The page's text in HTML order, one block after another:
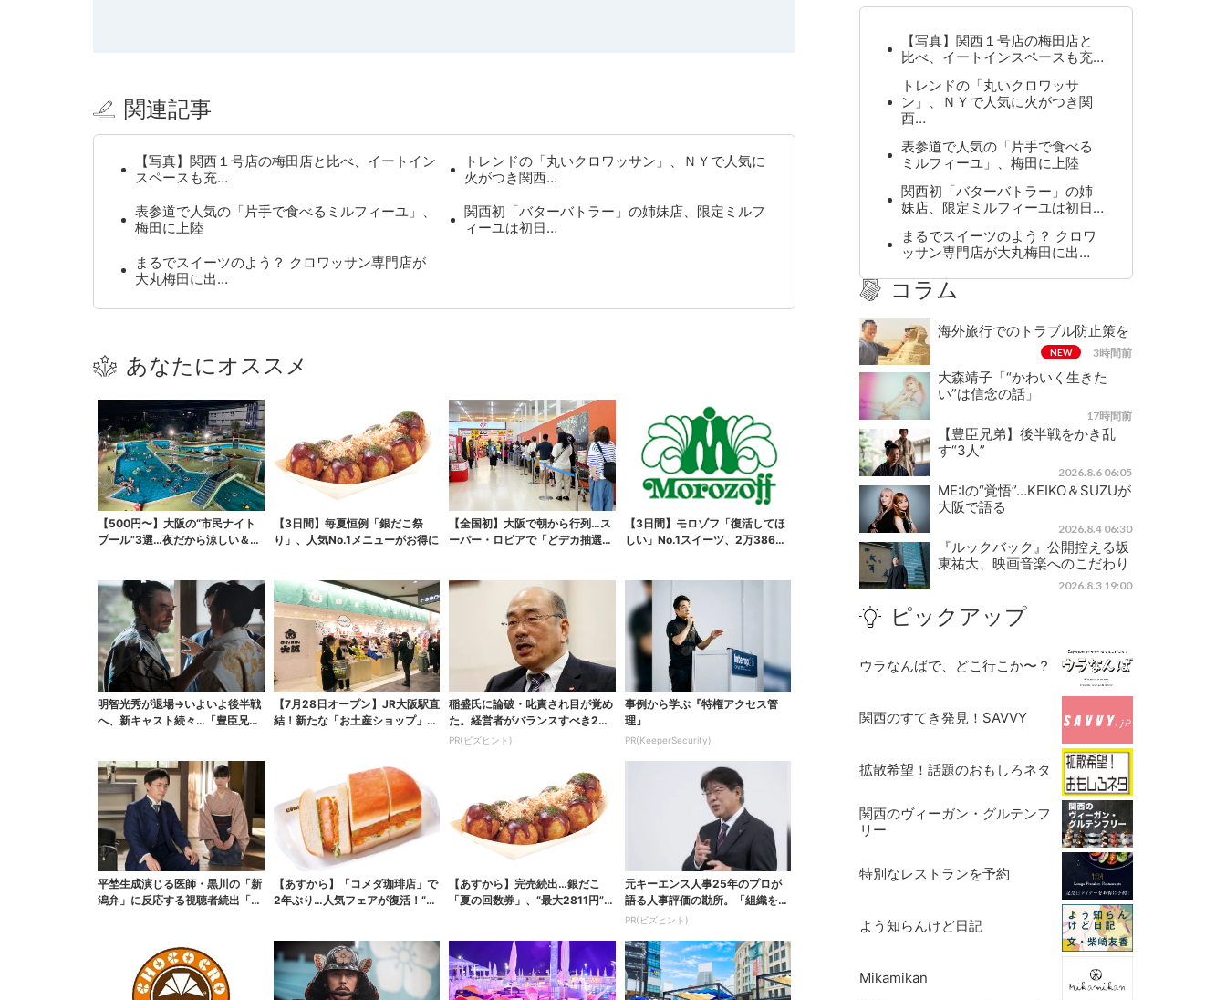
関連記事
【写真】関西１号店の梅田店と比べ、イートイン
スペースも充…
トレンドの「丸いクロワッサン」、ＮＹで人気に
火がつき関西…
表参道で人気の「片手で食べるミルフィーユ」、
梅田に上陸
関西初「バターバトラー」の姉妹店、限定ミルフ
ィーユは初日…
まるでスイーツのよう？ クロワッサン専門店が
大丸梅田に出…
あなたにオススメ
【500円〜】大阪の“市民ナイト
プール”3選…夜だから涼しい＆コ
【3日間】毎夏恒例「銀だこ祭
り」、人気No.1メニューがお得に
【全国初】大阪で朝から行列…ス
ーパー・ロピアで「どデカ抽選
【3日間】モロゾフ「復活してほ
しい」No.1スイーツ、2万3865
明智光秀が退場→いよいよ後半戦
へ、新キャスト続々…「豊臣兄
【7月28日オープン】JR大阪駅直
結！新たな「お土産ショップ」、
稲盛氏に論破・叱責され目が覚め
た。経営者がバランスすべき2つ
の背反
PR(ビズヒント)
事例から学ぶ『特権アクセス管
理』
PR(KeeperSecurity)
平埜生成演じる医師・黒川の「新
潟弁」に反応する視聴者続出「グ
【あすから】「コメダ珈琲店」で
2年ぶり…人気フェアが復活！“ハ
【あすから】完売続出…銀だこ
「夏の回数券」、“最大2811円”お
元キーエンス人事25年のプロが
語る人事評価の勘所。「組織を腐
らせるNG評価」とは...
PR(ビズヒント)
【写真】関西１号店の梅田店と
比べ、イートインスペースも充…
トレンドの「丸いクロワッサ
ン」、ＮＹで人気に火がつき関
西…
表参道で人気の「片手で食べる
ミルフィーユ」、梅田に上陸
関西初「バターバトラー」の姉
妹店、限定ミルフィーユは初日…
まるでスイーツのよう？ クロワ
ッサン専門店が大丸梅田に出…
コラム
海外旅行でのトラブル防止策を
NEW 3時間前
大森靖子「“かわいく生きた
い”は信念の話」
17時間前
【豊臣兄弟】後半戦をかき乱
す“3人”
2026.8.6 06:05
ME:Iの“覚悟”…KEIKO＆SUZUが
大阪で語る
2026.8.4 06:30
『ルックバック』公開控える坂
東祐大、映画音楽へのこだわり
2026.8.3 19:00
ピックアップ
ウラなんばで、どこ行こか〜？
関西のすてき発見！SAVVY
拡散希望！話題のおもしろネタ
関西のヴィーガン・グルテンフ
リー
特別なレストランを予約
よう知らんけど日記
Mikamikan